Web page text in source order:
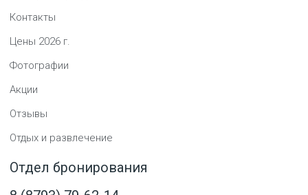
Контакты
Цены 2026 г.
Фотографии
Акции
Отзывы
Отдых и развлечение
Отдел бронирования